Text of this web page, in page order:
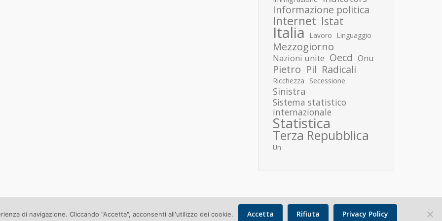
Informazione politica
Internet Istat
Italia Lavoro Linguaggio
Mezzogiorno
Nazioni unite Oecd Onu
Pietro Pil Radicali
Ricchezza Secessione
Sinistra
Sistema statistico
internazionale
Statistica
Terza Repubblica
Un
Copyright © 2026 Donato Speroni |Privacy Policy
di navigazione. Cliccando "Accetta", acconsenti all'utilizzo dei cookie. Accetta Rifiuta Privacy Policy